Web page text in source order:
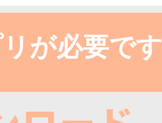
が必要です